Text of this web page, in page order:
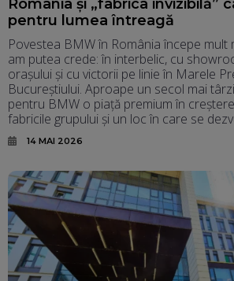
România și „fabrica invizibilă”
pentru lumea întreagă
Povestea BMW în România începe mult
am putea crede: în interbelic, cu
orașului și cu victorii pe linie în Marele
Bucureștiului. Aproape un secol mai
pentru BMW o piață premium în
fabricile grupului și un loc în care se
14 MAI 2026